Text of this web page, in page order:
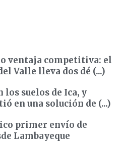
ventaja competitiva: el
Valle lleva dos dé (...)
los suelos de Ica, y
en una solución de (...)
primer envío de
Lambayeque